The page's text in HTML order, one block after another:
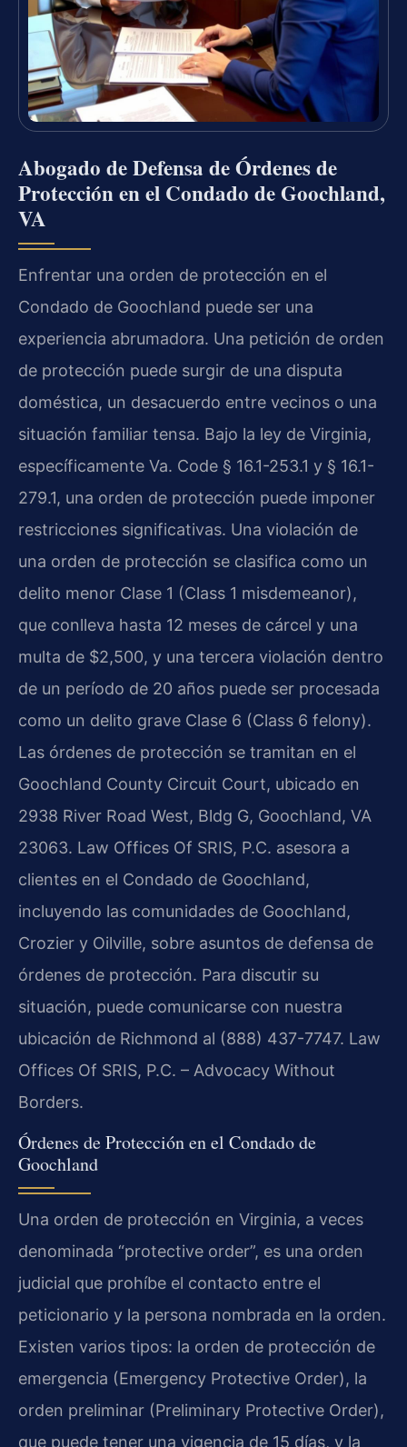
Abogado de Defensa de Órdenes de
Protección en el Condado de Goochland,
VA
Enfrentar una orden de protección en el
Condado de Goochland puede ser una
experiencia abrumadora. Una petición de orden
de protección puede surgir de una disputa
doméstica, un desacuerdo entre vecinos o una
situación familiar tensa. Bajo la ley de Virginia,
específicamente Va. Code § 16.1-253.1 y § 16.1-
279.1, una orden de protección puede imponer
restricciones significativas. Una violación de
una orden de protección se clasifica como un
delito menor Clase 1 (Class 1 misdemeanor),
que conlleva hasta 12 meses de cárcel y una
multa de $2,500, y una tercera violación dentro
de un período de 20 años puede ser procesada
como un delito grave Clase 6 (Class 6 felony).
Las órdenes de protección se tramitan en el
Goochland County Circuit Court, ubicado en
2938 River Road West, Bldg G, Goochland, VA
23063. Law Offices Of SRIS, P.C. asesora a
clientes en el Condado de Goochland,
incluyendo las comunidades de Goochland,
Crozier y Oilville, sobre asuntos de defensa de
órdenes de protección. Para discutir su
situación, puede comunicarse con nuestra
ubicación de Richmond al (888) 437-7747. Law
Offices Of SRIS, P.C. – Advocacy Without
Borders.
Órdenes de Protección en el Condado de
Goochland
Una orden de protección en Virginia, a veces
denominada “protective order”, es una orden
judicial que prohíbe el contacto entre el
peticionario y la persona nombrada en la orden.
Existen varios tipos: la orden de protección de
emergencia (Emergency Protective Order), la
orden preliminar (Preliminary Protective Order),
que puede tener una vigencia de 15 días, y la